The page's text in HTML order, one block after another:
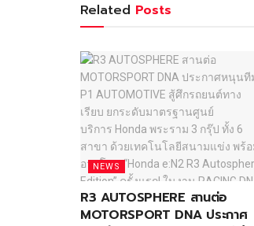
Related Posts
NEWS
R3 AUTOSPHERE สานต่อ
MOTORSPORT DNA ประกาศ